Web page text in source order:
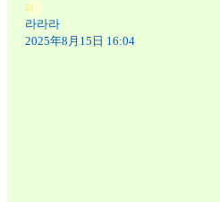
라
라라라
2025年8月15日 16:04